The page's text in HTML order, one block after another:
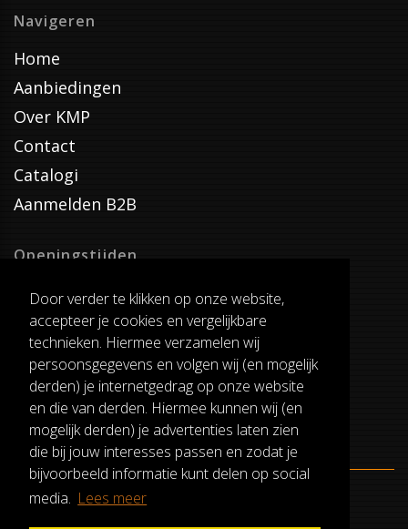
Door verder te klikken op onze website,
accepteer je cookies en vergelijkbare
technieken. Hiermee verzamelen wij
persoonsgegevens en volgen wij (en mogelijk
derden) je internetgedrag op onze website
en die van derden. Hiermee kunnen wij (en
mogelijk derden) je advertenties laten zien
die bij jouw interesses passen en zodat je
bijvoorbeeld informatie kunt delen op social
media. Lees meer
Navigeren
Home
Aanbiedingen
Over KMP
Contact
Catalogi
Aanmelden B2B
Openingstijden
Dinsdag T/M Zaterdag
van 8:00-17:00
Verzenddagen
Dinsdag T/M Vrijdag
Pauze
12:30-13:00